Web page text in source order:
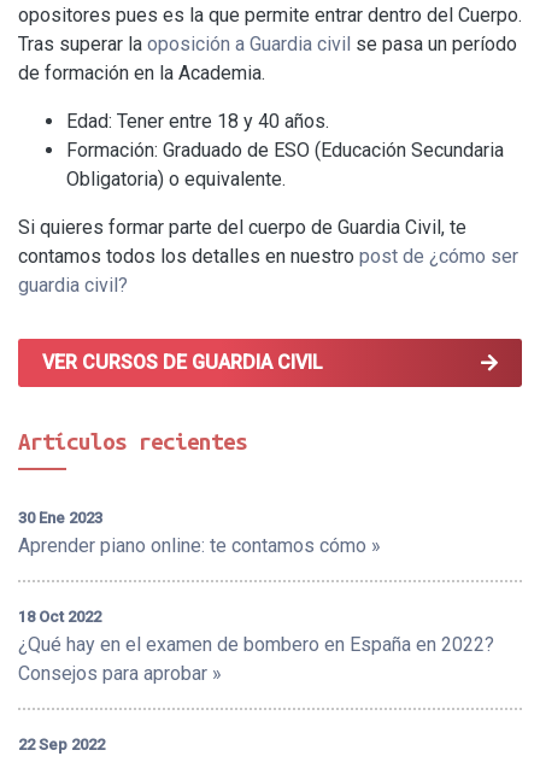
opositores pues es la que permite entrar dentro del Cuerpo.
Tras superar la oposición a Guardia civil se pasa un período
de formación en la Academia.
Edad: Tener entre 18 y 40 años.
Formación: Graduado de ESO (Educación Secundaria
Obligatoria) o equivalente.
Si quieres formar parte del cuerpo de Guardia Civil, te
contamos todos los detalles en nuestro post de ¿cómo ser
guardia civil?
VER CURSOS DE GUARDIA CIVIL
Artículos recientes
30 Ene 2023
Aprender piano online: te contamos cómo »
18 Oct 2022
¿Qué hay en el examen de bombero en España en 2022?
Consejos para aprobar »
22 Sep 2022